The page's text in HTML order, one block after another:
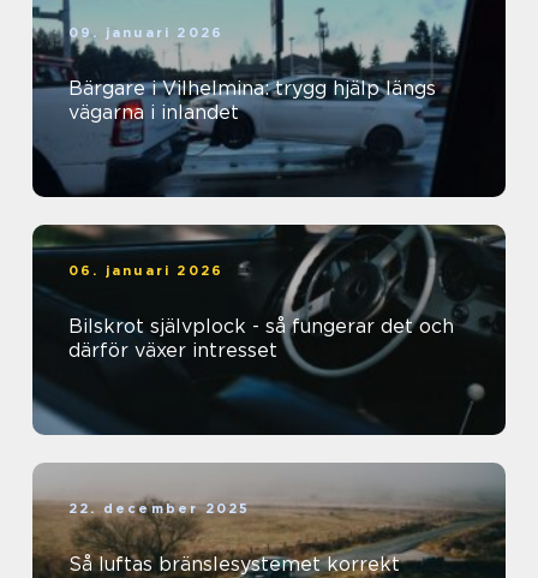
09. januari 2026
Bärgare i Vilhelmina: trygg hjälp längs
vägarna i inlandet
06. januari 2026
Bilskrot självplock - så fungerar det och
därför växer intresset
22. december 2025
Så luftas bränslesystemet korrekt